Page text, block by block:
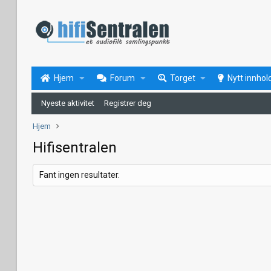
Hjem Forum Torget Nytt innhold
Nyeste aktivitet Registrer deg
Hjem
Hifisentralen
Fant ingen resultater.